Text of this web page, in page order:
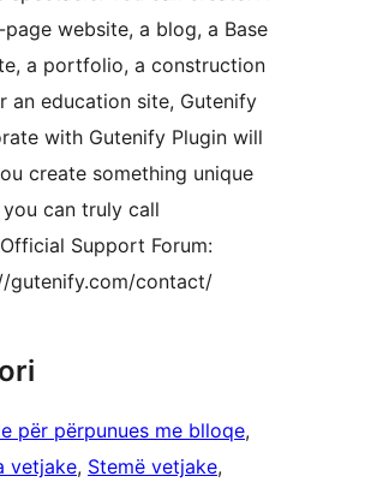
page website, a blog, a Base
a portfolio, a construction
an education site, Gutenify
with Gutenify Plugin will
create something unique
can truly call
Support Forum:
gutenify.com/contact/
për përpunues me blloqe
vetjake, Stemë vetjake